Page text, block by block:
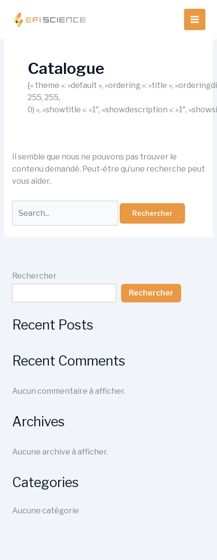
contenu
Catalogue
{« theme »: »default », »ordering »: »title »,
255, 255,
0) », »showtitle »: »1″, »showdescription »: »1″,
Il semble que nous ne pouvons pas trouver le
contenu demandé. Peut-être qu’une recherche peut
vous aider.
Rechercher
Rechercher
Recent Posts
Recent Comments
Aucun commentaire à afficher.
Archives
Aucune archive à afficher.
Categories
Aucune catégorie